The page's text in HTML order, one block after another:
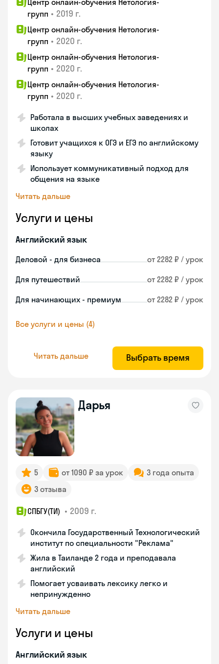
Центр онлайн-обучения Нетология-
групп • 2019 г.
Центр онлайн-обучения Нетология-
групп • 2020 г.
Центр онлайн-обучения Нетология-
групп • 2020 г.
Центр онлайн-обучения Нетология-
групп • 2020 г.
Работала в высших учебных заведениях и
школах
Готовит учащихся к ОГЭ и ЕГЭ по английскому
языку
Использует коммуникативный подход для
общения на языке
Читать дальше
Услуги и цены
Английский язык
Деловой - для бизнеса от 2282 ₽ / урок
Для путешествий от 2282 ₽ / урок
Для начинающих - премиум от 2282 ₽ / урок
Все услуги и цены (4)
Читать дальше Выбрать время
Дарья
5 от 1090 ₽ за урок
3 года опыта
3 отзыва
СПБГУ(ТИ) • 2009 г.
Окончила Государственный Технологический
институт по специальности "Реклама"
Жила в Таиланде 2 года и преподавала
английский
Помогает усваивать лексику легко и
непринужденно
Читать дальше
Услуги и цены
Английский язык